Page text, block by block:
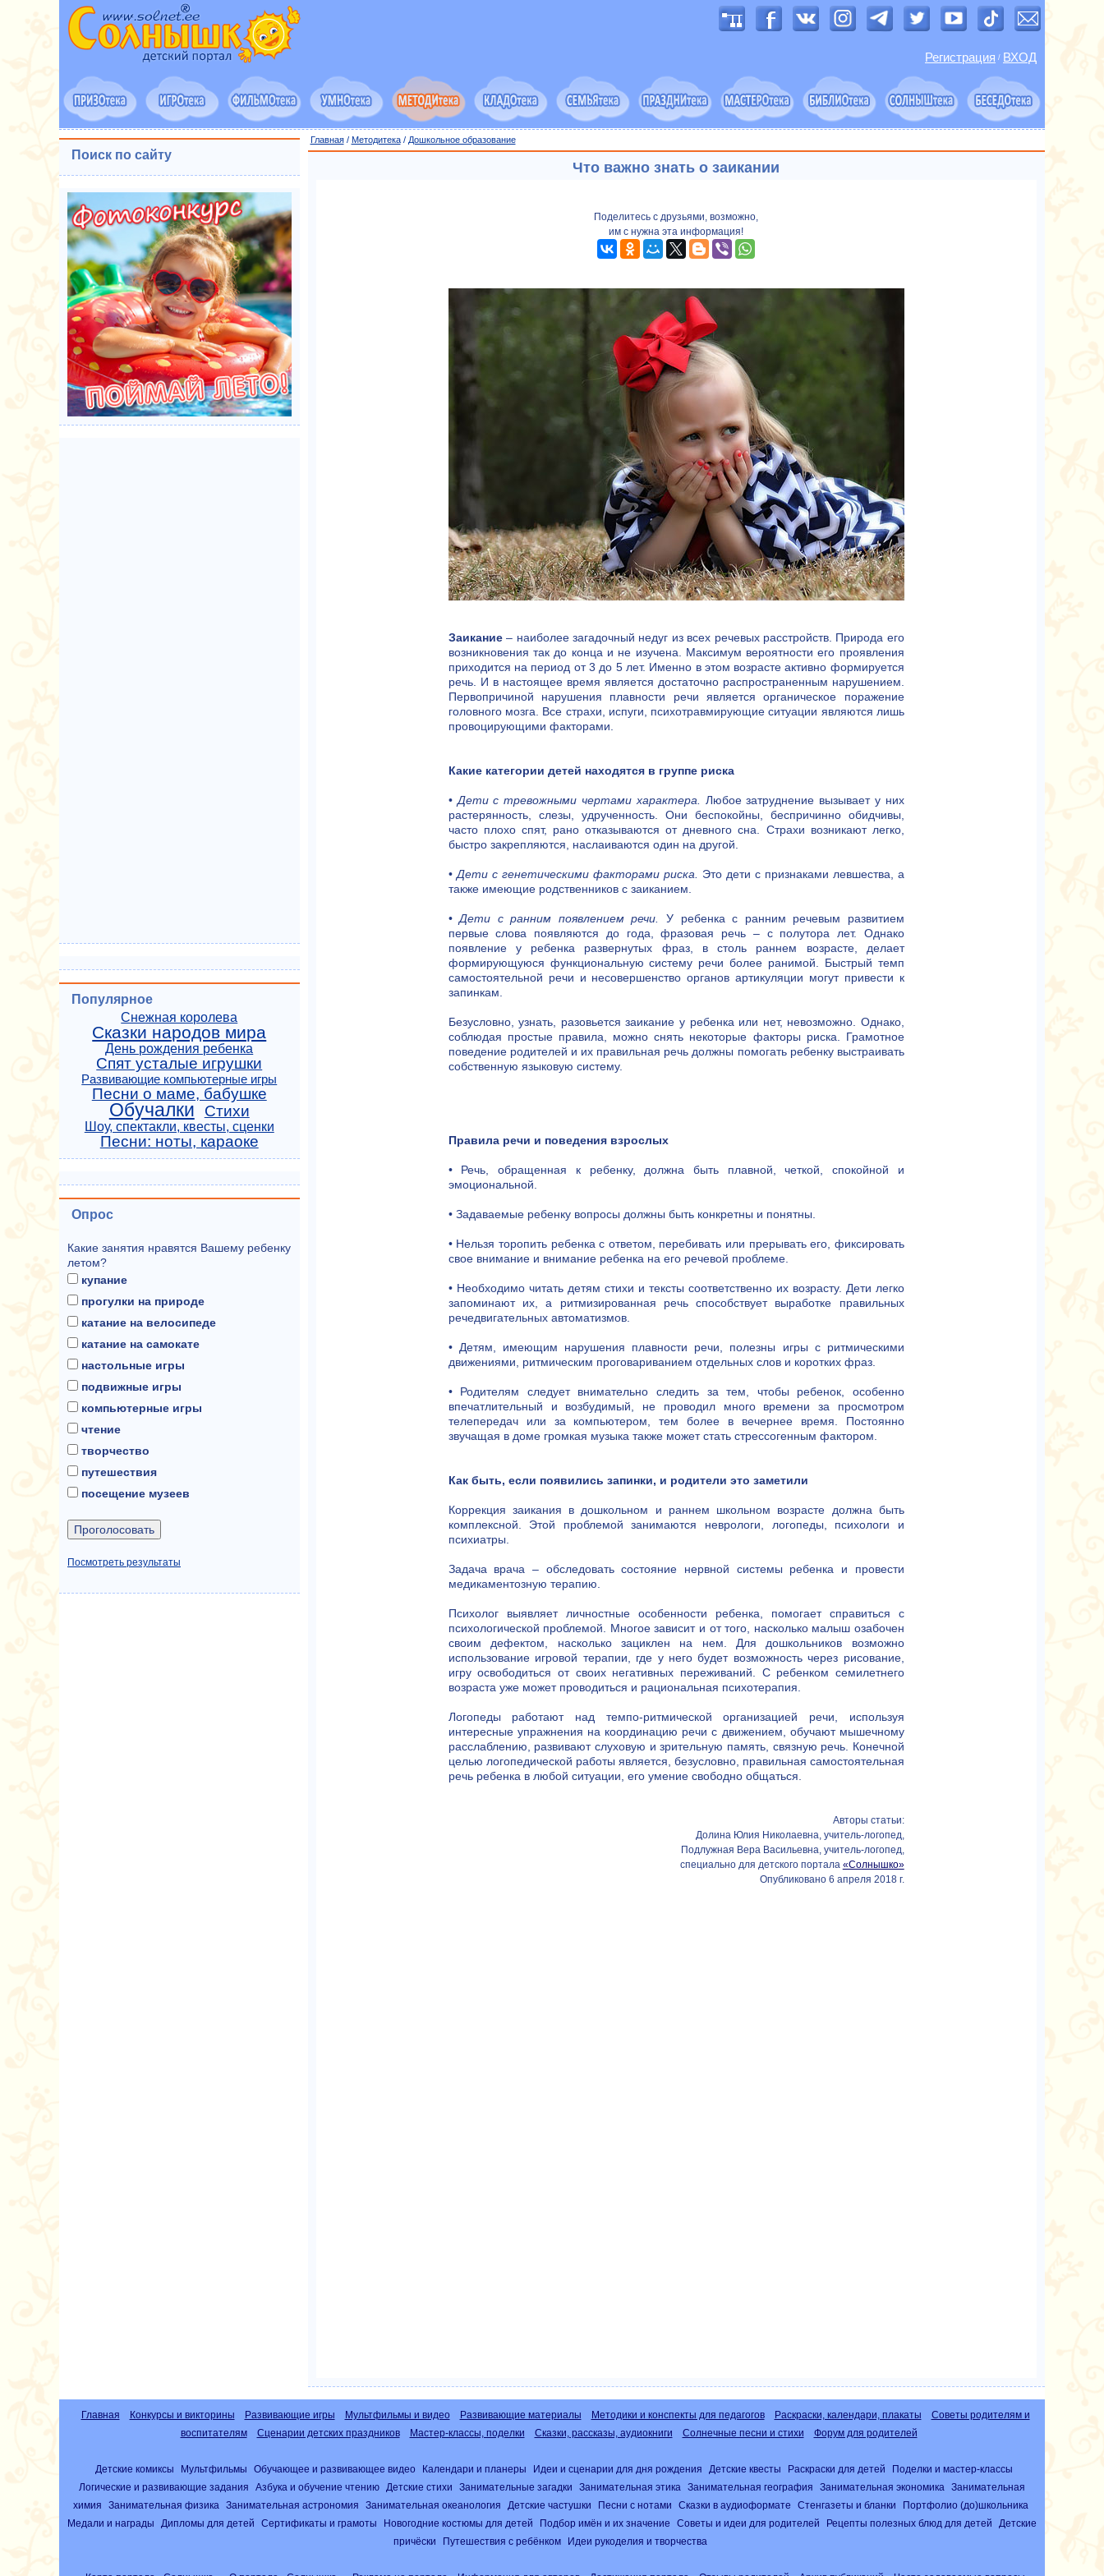
Регистрация / ВХОД
Главная/ Методитека/ Дошкольное образование
Что важно знать о заикании
Поделитесь с друзьями, возможно,
им с нужна эта информация!
Заикание– наиболее загадочный недуг из всех речевых расстройств. Природа его
возникновения так до конца и не изучена. Максимум вероятности его проявления
приходится на период от 3 до 5 лет. Именно в этом возрасте активно формируется
речь. И в настоящее время является достаточно распространенным нарушением.
Первопричиной нарушения плавности речи является органическое поражение
головного мозга. Все страхи, испуги, психотравмирующие ситуации являются лишь
провоцирующими факторами.
Какие категории детей находятся в группе риска
• Дети с тревожными чертами характера.
Любое затруднение вызывает у них
растерянность, слезы, удрученность. Они беспокойны, беспричинно обидчивы,
часто плохо спят, рано отказываются от дневного сна. Страхи возникают легко,
быстро закрепляются, наслаиваются один на другой.
• Дети с генетическими факторами риска.
Это дети с признаками левшества, а
также имеющие родственников с заиканием.
•Дети с ранним появлением речи.
У ребенка с ранним речевым развитием
первые слова появляются до года, фразовая речь – с полутора лет. Однако
появление у ребенка развернутых фраз, в столь раннем возрасте, делает
формирующуюся функциональную систему речи более ранимой. Быстрый темп
самостоятельной речи и несовершенство органов артикуляции могут привести к
запинкам.
Безусловно, узнать, разовьется заикание у ребенка или нет, невозможно. Однако,
соблюдая простые правила, можно снять некоторые факторы риска. Грамотное
поведение родителей и их правильная речь должны помогать ребенку выстраивать
собственную языковую систему.
Правила речи и поведения взрослых
• Речь, обращенная к ребенку, должна быть плавной, четкой, спокойной и
эмоциональной.
• Задаваемые ребенку вопросы должны быть конкретны и понятны.
• Нельзя торопить ребенка с ответом, перебивать или прерывать его, фиксировать
свое внимание и внимание ребенка на его речевой проблеме.
• Необходимо читать детям стихи и тексты соответственно их возрасту. Дети легко
запоминают их, а ритмизированная речь способствует выработке правильных
речедвигательных автоматизмов.
• Детям, имеющим нарушения плавности речи, полезны игры с ритмическими
движениями, ритмическим проговариванием отдельных слов и коротких фраз.
• Родителям следует внимательно следить за тем, чтобы ребенок, особенно
впечатлительный и возбудимый, не проводил много времени за просмотром
телепередач или за компьютером, тем более в вечернее время. Постоянно
звучащая в доме громкая музыка также может стать стрессогенным фактором.
Как быть, если появились запинки, и родители это заметили
Коррекция заикания в дошкольном и раннем школьном возрасте должна быть
комплексной. Этой проблемой занимаются неврологи, логопеды, психологи и
психиатры.
Задача врача – обследовать состояние нервной системы ребенка и провести
медикаментозную терапию.
Психолог выявляет личностные особенности ребенка, помогает справиться с
психологической проблемой. Многое зависит и от того, насколько малыш озабочен
своим дефектом, насколько зациклен на нем. Для дошкольников возможно
использование игровой терапии, где у него будет возможность через рисование,
игру освободиться от своих негативных переживаний. С ребенком семилетнего
возраста уже может проводиться и рациональная психотерапия.
Логопеды работают над темпо-ритмической организацией речи, используя
интересные упражнения на координацию речи с движением, обучают мышечному
расслаблению, развивают слуховую и зрительную память, связную речь. Конечной
целью логопедической работы является, безусловно, правильная самостоятельная
речь ребенка в любой ситуации, его умение свободно общаться.
Авторы статьи:
Долина Юлия Николаевна, учитель-логопед,
Подлужная Вера Васильевна, учитель-логопед,
специально для детского портала «Солнышко»
Опубликовано 6 апреля 2018 г.
Поиск по сайту
Популярное
Снежная королева
Сказки народов мира
День рождения ребенка
Спят усталые игрушки
Развивающие компьютерные игры
Песни о маме, бабушке
Обучалки Стихи
Шоу, спектакли, квесты, сценки
Песни: ноты, караоке
Опрос
Какие занятия нравятся Вашему ребенку
летом?
купание
прогулки на природе
катание на велосипеде
катание на самокате
настольные игры
подвижные игры
компьютерные игры
чтение
творчество
путешествия
посещение музеев
Посмотреть результаты
Главная Конкурсы и викторины Развивающие игры Мультфильмы и видео Развивающие материалы Методики и конспекты для педагогов Раскраски, календари, плакаты
Советы родителям и
воспитателям
Сценарии детских праздников Мастер-классы, поделки Сказки, рассказы, аудиокниги Солнечные песни и стихи Форум для родителей
Детские комиксы Мультфильмы Обучающее и развивающее видео Календари и планеры Идеи и сценарии для дня рождения Детские квесты Раскраски для детей
Поделки и мастер-классы
Логические и развивающие задания
Азбука и обучение чтению Детские стихи Занимательные загадки Занимательная этика Занимательная география Занимательная экономика
Занимательная
химия
Занимательная физика Занимательная астрономия Занимательная океанология Детские частушки Песни с нотами Сказки в аудиоформате Стенгазеты и бланки
Портфолио (до)школьника
Медали и награды
Дипломы для детей Сертификаты и грамоты Новогодние костюмы для детей Подбор имён и их значение Советы и идеи для родителей Рецепты полезных блюд для детей
Детские
причёски
Путешествия с ребёнком Идеи рукоделия и творчества